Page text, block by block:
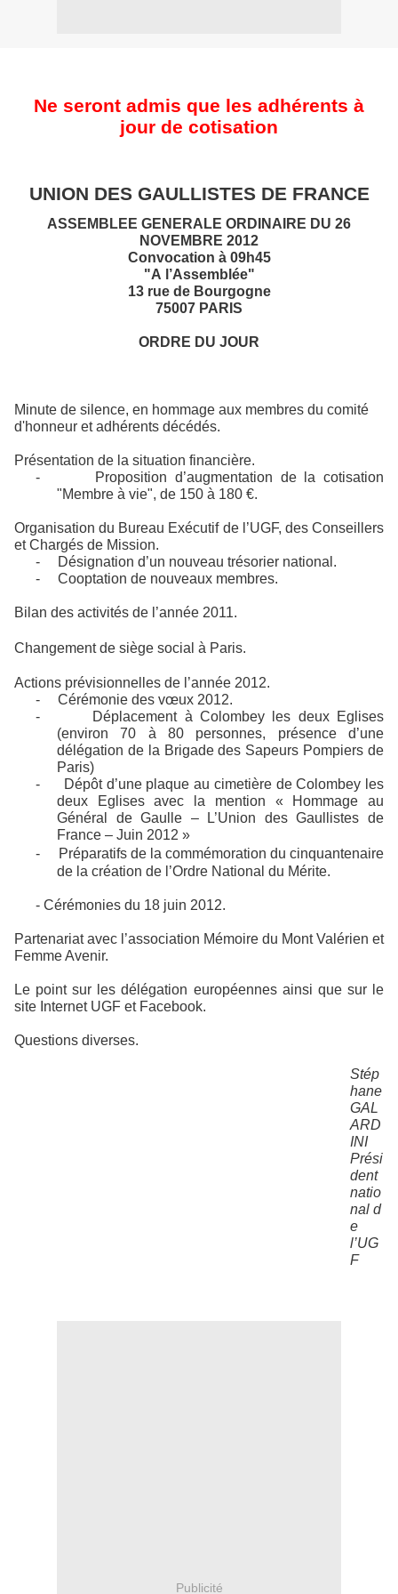
Ne seront admis que les adhérents à
jour de cotisation
UNION DES GAULLISTES DE FRANCE
ASSEMBLEE GENERALE ORDINAIRE DU 26
NOVEMBRE 2012
Convocation à 09h45
"A l’Assemblée"
13 rue de Bourgogne
75007 PARIS
ORDRE DU JOUR
Minute de silence, en hommage aux membres du comité
d'honneur et adhérents décédés.
Présentation de la situation financière.
-
Proposition d’augmentation de la cotisation
"Membre à vie", de 150 à 180 €.
Organisation du Bureau Exécutif de l’UGF, des Conseillers
et Chargés de Mission.
-
Désignation d’un nouveau trésorier national.
-
Cooptation de nouveaux membres.
Bilan des activités de l’année 2011.
Changement de siège social à Paris.
Actions prévisionnelles de l’année 2012.
-
Cérémonie des vœux 2012.
-
Déplacement à Colombey les deux Eglises
(environ 70 à 80 personnes, présence d’une
délégation de la Brigade des Sapeurs Pompiers de
Paris)
-
Dépôt d’une plaque au cimetière de Colombey les
deux Eglises avec la mention « Hommage au
Général de Gaulle – L’Union des Gaullistes de
France – Juin 2012 »
-
Préparatifs de la commémoration du cinquantenaire
de la création de l’Ordre National du Mérite.
- Cérémonies du 18 juin 2012.
Partenariat avec l’association Mémoire du Mont Valérien et
Femme Avenir.
Le point sur les délégation européennes ainsi que sur le
site Internet UGF et Facebook.
Questions diverses.
Stép
hane
GAL
ARD
INI
Prési
dent
natio
nal d
e
l’UG
F
Publicité